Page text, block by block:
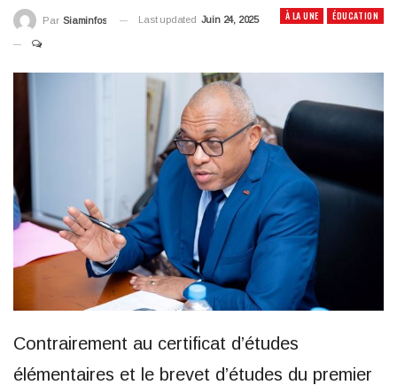
À LA UNE ÉDUCATION
Par Siaminfos Last updated Juin 24, 2025
Contrairement au certificat d’études
élémentaires et le brevet d’études du premier